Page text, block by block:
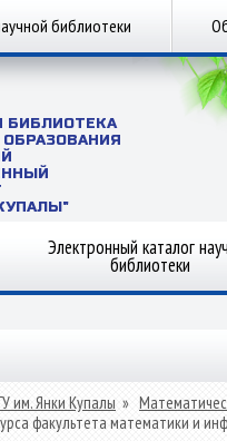
библиотеки
БИБЛИОТЕКА
Электронный каталог
библиотеки
им. Янки Купалы »
факультета математики и